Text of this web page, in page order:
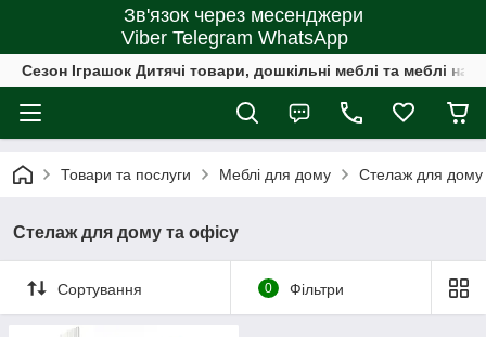
Зв'язок через месенджери
Viber Telegram WhatsApp
Сезон Іграшок Дитячі товари, дошкільні меблі та меблі на
Товари та послуги Меблі для дому Стелаж для дому
Стелаж для дому та офісу
Сортування 0 Фільтри